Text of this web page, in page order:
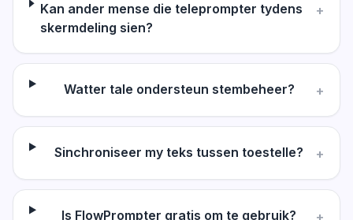
Kan ander mense die teleprompter tydens
skermdeling sien?
+
Watter tale ondersteun stembeheer? +
Sinchroniseer my teks tussen toestelle? +
Is FlowPrompter gratis om te gebruik? +